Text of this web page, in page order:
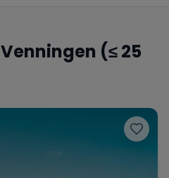
Venningen (≤ 25